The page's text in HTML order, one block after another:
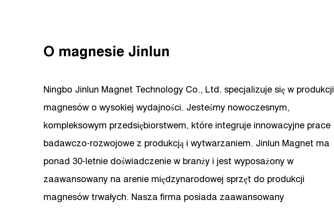
O magnesie Jinlun
Ningbo Jinlun Magnet Technology Co., Ltd. specjalizuje się w produkcji
magnesów o wysokiej wydajności. Jesteśmy nowoczesnym,
kompleksowym przedsiębiorstwem, które integruje innowacyjne prace
badawczo-rozwojowe z produkcją i wytwarzaniem. Jinlun Magnet ma
ponad 30-letnie doświadczenie w branży i jest wyposażony w
zaawansowany na arenie międzynarodowej sprzęt do produkcji
magnesów trwałych. Nasza firma posiada zaawansowany